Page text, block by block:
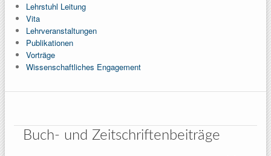
Lehrstuhl Leitung
Vita
Lehrveranstaltungen
Publikationen
Vorträge
Wissenschaftliches Engagement
Buch- und Zeitschriftenbeiträge